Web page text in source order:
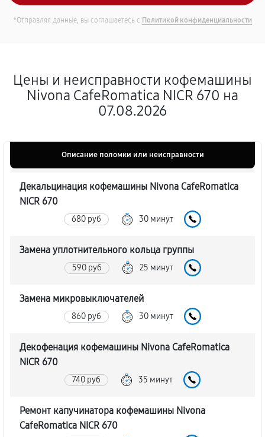
*Отправляя данные, вы соглашаетесь с Политикой конфиденциальности
Цены и неисправности кофемашины
Nivona CafeRomatica NICR 670 на
07.08.2026
Описание поломки или неисправности
Декальцинация кофемашины Nivona CafeRomatica
NICR 670
680 руб 30 минут
Замена уплотнительного кольца группы
590 руб 25 минут
Замена микровыключателей
860 руб 30 минут
Декофенация кофемашины Nivona CafeRomatica
NICR 670
740 руб 35 минут
Ремонт капучинатора кофемашины Nivona
CafeRomatica NICR 670